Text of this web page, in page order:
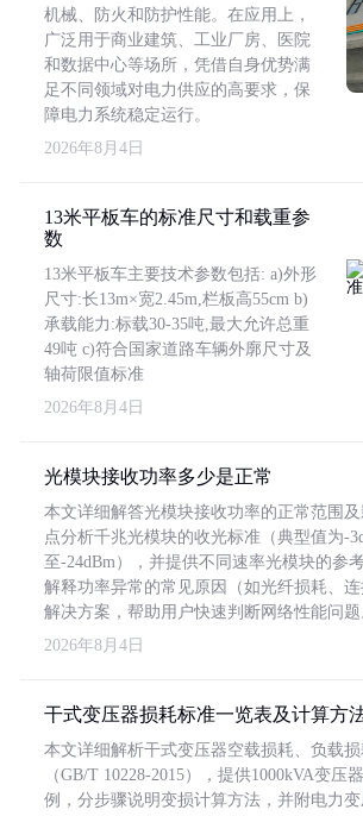
机械、防火和防护性能。在应用上，
广泛用于商业建筑、工业厂房、医院
和数据中心等场所，凭借自身优势满
足不同领域对电力供应的高要求，保
障电力系统稳定运行。
2026年8月4日
13米平板车的标准尺寸和载重参
数
13米平板车主要技术参数包括: a)外形
尺寸:长13m×宽2.45m,栏板高55cm b)
承载能力:标载30-35吨,最大允许总重
49吨 c)符合国家道路车辆外廓尺寸及
轴荷限值标准
2026年8月4日
光模块接收功率多少是正常
本文详细解答光模块接收功率的正常范围
点分析千兆光模块的收光标准（典型值为-
至-24dBm），并提供不同速率光模块的参
解释功率异常的常见原因（如光纤损耗、连
解决方案，帮助用户快速判断网络性能问题
2026年8月4日
干式变压器损耗标准一览表及计算方
本文详细解析干式变压器空载损耗、负载
（GB/T 10228-2015），提供1000kVA变压
例，分步骤说明变损计算方法，并附电力